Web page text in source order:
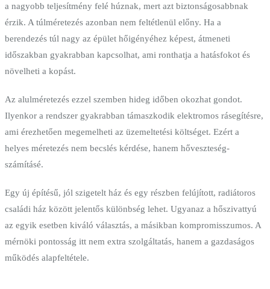
a nagyobb teljesítmény felé húznak, mert azt biztonságosabbnak
érzik. A túlméretezés azonban nem feltétlenül előny. Ha a
berendezés túl nagy az épület hőigényéhez képest, átmeneti
időszakban gyakrabban kapcsolhat, ami ronthatja a hatásfokot és
növelheti a kopást.
Az alulméretezés ezzel szemben hideg időben okozhat gondot.
Ilyenkor a rendszer gyakrabban támaszkodik elektromos rásegítésre,
ami érezhetően megemelheti az üzemeltetési költséget. Ezért a
helyes méretezés nem becslés kérdése, hanem hőveszteség-
számításé.
Egy új építésű, jól szigetelt ház és egy részben felújított, radiátoros
családi ház között jelentős különbség lehet. Ugyanaz a hőszivattyú
az egyik esetben kiváló választás, a másikban kompromisszumos. A
mérnöki pontosság itt nem extra szolgáltatás, hanem a gazdaságos
működés alapfeltétele.